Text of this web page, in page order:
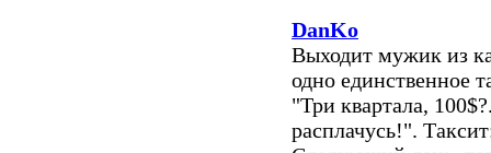
DanKo
Выходит мужик из
одно единственное
"Три квартала,
расплачусь!".